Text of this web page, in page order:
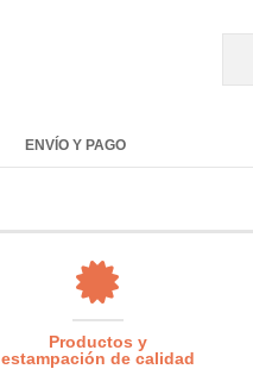
ENVÍO Y PAGO
Productos y
estampación de calidad